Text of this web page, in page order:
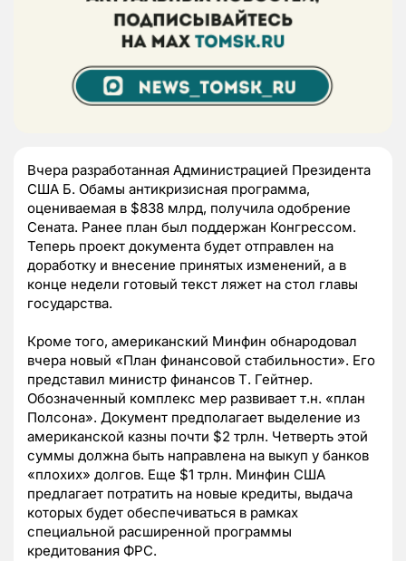
Вчера разработанная Администрацией Президента
США Б. Обамы антикризисная программа,
оцениваемая в $838 млрд, получила одобрение
Сената. Ранее план был поддержан Конгрессом.
Теперь проект документа будет отправлен на
доработку и внесение принятых изменений, а в
конце недели готовый текст ляжет на стол главы
государства.
Кроме того, американский Минфин обнародовал
вчера новый «План финансовой стабильности». Его
представил министр финансов Т. Гейтнер.
Обозначенный комплекс мер развивает т.н. «план
Полсона». Документ предполагает выделение из
американской казны почти $2 трлн. Четверть этой
суммы должна быть направлена на выкуп у банков
«плохих» долгов. Еще $1 трлн. Минфин США
предлагает потратить на новые кредиты, выдача
которых будет обеспечиваться в рамках
специальной расширенной программы
кредитования ФРС.